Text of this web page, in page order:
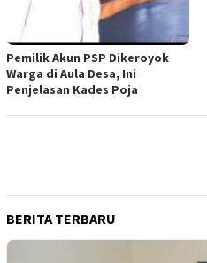
Pemilik Akun PSP Dikeroyok
Warga di Aula Desa, Ini
Penjelasan Kades Poja
BERITA TERBARU